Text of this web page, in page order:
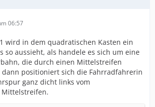
06:57
wird in dem quadratischen Kasten ein
so aussieht, als handele es sich um eine
die durch einen Mittelstreifen
positioniert sich die Fahrradfahrerin
ganz dicht links vom
Mittelstreifen.